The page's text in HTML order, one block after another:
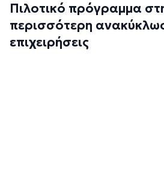
Πιλοτικό πρόγραμμα
περισσότερη
επιχειρήσεις